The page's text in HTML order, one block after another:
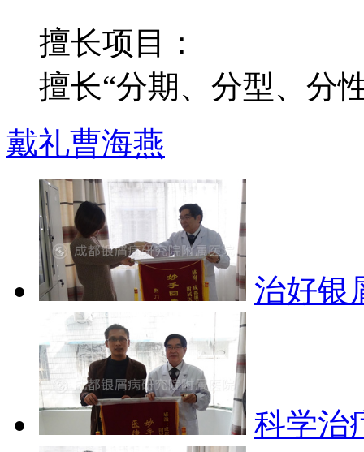
擅长项目：
擅长“分期、分型、分
戴礼曹海燕
治好银
科学治